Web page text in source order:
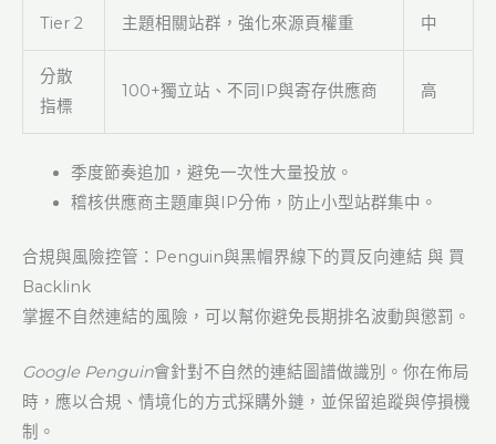
Tier 2 主題相關站群，強化來源頁權重 中
分散
指標
100+獨立站、不同IP與寄存供應商 高
季度節奏追加，避免一次性大量投放。
稽核供應商主題庫與IP分佈，防止小型站群集中。
合規與風險控管：Penguin與黑帽界線下的買反向連結 與 買
Backlink
掌握不自然連結的風險，可以幫你避免長期排名波動與懲罰。
Google Penguin會針對不自然的連結圖譜做識別。你在佈局
時，應以合規、情境化的方式採購外鏈，並保留追蹤與停損機
制。